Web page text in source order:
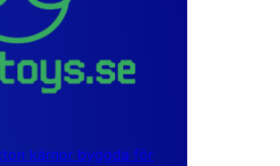
kärnor byggda för